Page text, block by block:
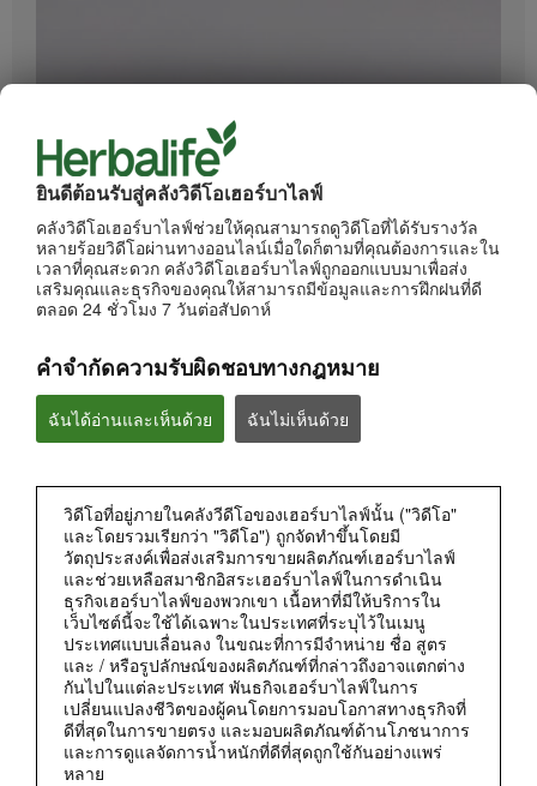
ยินดีต้อนรับสู่คลังวิดีโอเฮอร์บาไลฟ์
คลังวิดีโอเฮอร์บาไลฟ์ช่วยให้คุณสามารถดูวิดีโอที่ได้รับรางวัล
หลายร้อยวิดีโอผ่านทางออนไลน์เมื่อใดก็ตามที่คุณต้องการและใน
เวลาที่คุณสะดวก คลังวิดีโอเฮอร์บาไลฟ์ถูกออกแบบมาเพื่อส่ง
เสริมคุณและธุรกิจของคุณให้สามารถมีข้อมูลและการฝึกฝนที่ดี
ตลอด 24 ชั่วโมง 7 วันต่อสัปดาห์
คำจำกัดความรับผิดชอบทางกฎหมาย
ฉันได้อ่านและเห็นด้วย ฉันไม่เห็นด้วย
วิดีโอที่อยู่ภายในคลังวีดีโอของเฮอร์บาไลฟ์นั้น ("วิดีโอ"
และโดยรวมเรียกว่า "วิดีโอ") ถูกจัดทำขึ้นโดยมี
วัตถุประสงค์เพื่อส่งเสริมการขายผลิตภัณฑ์เฮอร์บาไลฟ์
และช่วยเหลือสมาชิกอิสระเฮอร์บาไลฟ์ในการดำเนิน
ธุรกิจเฮอร์บาไลฟ์ของพวกเขา เนื้อหาที่มีให้บริการใน
เว็บไซต์นี้จะใช้ได้เฉพาะในประเทศที่ระบุไว้ในเมนู
ประเทศแบบเลื่อนลง ในขณะที่การมีจำหน่าย ชื่อ สูตร
และ / หรือรูปลักษณ์ของผลิตภัณฑ์ที่กล่าวถึงอาจแตกต่าง
กันไปในแต่ละประเทศ พันธกิจเฮอร์บาไลฟ์ในการ
เปลี่ยนแปลงชีวิตของผู้คนโดยการมอบโอกาสทางธุรกิจที่
ดีที่สุดในการขายตรง และมอบผลิตภัณฑ์ด้านโภชนาการ
และการดูแลจัดการน้ำหนักที่ดีที่สุดถูกใช้กันอย่างแพร่
หลาย
1:34
อะไรอยู่ในผลิตภัณฑ์ของเฮอร์บาไลฟ์
ทุกขั้นตอนการผลิตได้รับการควบคุมดูแลอย่างเข้มงวด
สิ่งที่ระบุบนฉลากผลิตภัณฑ์มีอยู่ในนั้นจริงไหม?
เฮอร์บาไลฟ์ให้ความโปร่งใสของข้อมูลส่วนผสมบนฉลาก